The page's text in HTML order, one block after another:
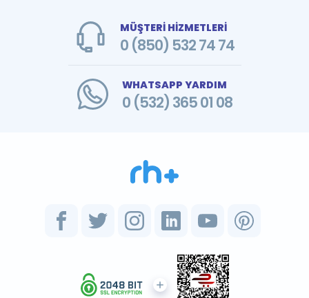
MÜŞTERİ HİZMETLERİ
0 (850) 532 74 74
WHATSAPP YARDIM
0 (532) 365 01 08